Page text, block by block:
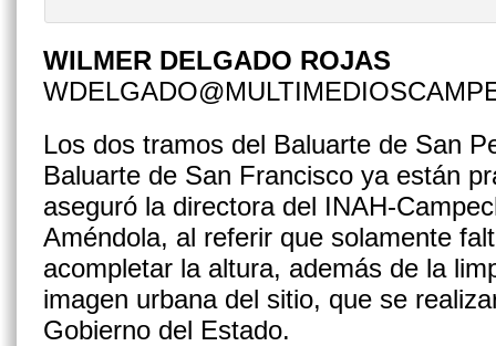
WILMER DELGADO ROJAS
Los dos tramos del Baluarte de San
Baluarte de San Francisco ya están
aseguró la directora del INAH-
Améndola, al referir que solamente
acompletar la altura, además de la
imagen urbana del sitio, que se
Gobierno del Estado.